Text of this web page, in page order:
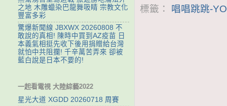
標籤： 唱唱跳跳-
之地 木雕蠟染巴龍舞吸睛 宗教文化
豐富多彩
驚爆新聞線 JBXWX 20260808 不
敢說的真相! 陳時中買到AZ疫苗 日
本義氣相挺先收下後用捐贈給台灣
就怕中共阻攔! 千辛萬苦弄來 卻被
藍白說是日本不要的!
一起看電視 大陸綜藝2022
星光大道 XGDD 20260718 周賽